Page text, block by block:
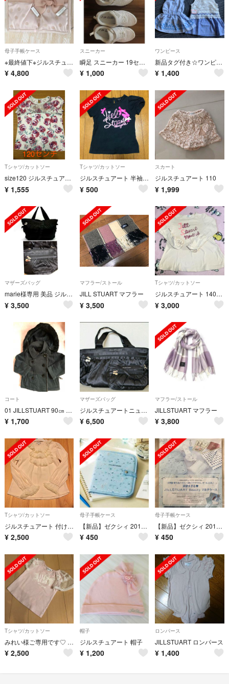
母子手帳ケース
※最終値下※ジルスチュアート 母子手帳ケース
¥ 4,800
スニーカー
瞬足 スニーカー 19センチ＆20センチ
¥ 1,000
ワンピース
新品タグ付き☆ワンピースセット
¥ 1,400
Tシャツ/カットソー
size120 ジルスチュアートTシャツ
¥ 1,555
Tシャツ/カットソー
ジルスチュアート 半袖Tシャツ
¥ 500
スカート
ジルスチュアート 110
¥ 1,999
マザーズバッグ
marie様専用 美品 ジルスチュアート マザーズバッグ 旅行にも 黒 ポーチ付
¥ 3,500
マフラー/ストール
JILL STUART マフラー
¥ 3,500
Tシャツ/カットソー
ジルスチュアート 140サイズロンT
¥ 3,000
コート
01 JILLSTUART 90㎝ コート プライスダウン中
¥ 1,700
マザーズバッグ
ジルスチュアートニューヨーク マザーズバック
¥ 6,500
マフラー/ストール
JILLSTUART マフラー
¥ 3,800
Tシャツ/カットソー
ジルスチュアート 付け襟つきカットソー フォーマルにも
¥ 2,500
母子手帳ケース
【新品】ゼクシィ 2017年5月付録 JILL STUART マルチケース
¥ 450
母子手帳ケース
【新品】ゼクシィ 2017年5月付録 JILL STUART マルチケース
¥ 450
Tシャツ/カットソー
みれい様ご専用です♡ JILLSTUARTニューヨーク80♡
¥ 2,500
帽子
ジルスチュアート 帽子
¥ 1,200
ロンパース
JILLSTUART ロンパース
¥ 1,400